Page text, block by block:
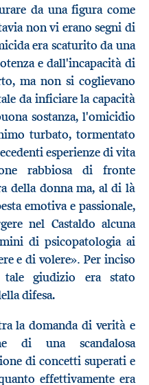
da una figura come
non vi erano segni di
era scaturito da una
e dall'incapacità di
ma non si coglievano
da inficiare la capacità
sostanza, l'omicidio
turbato, tormentato
esperienze di vita
rabbiosa di fronte
della donna ma, al di là
emotiva e passionale,
nel Castaldo alcuna
di psicopatologia ai
e di volere».Per inciso
giudizio era stato
difesa.
la domanda di verità e
di una scandalosa
di concetti superati e
effettivamente era